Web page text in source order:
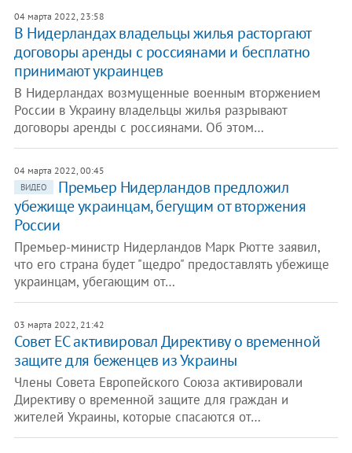
04 марта 2022, 23:58
​В Нидерландах владельцы жилья расторгают
договоры аренды с россиянами и бесплатно
принимают украинцев
В Нидерландах возмущенные военным вторжением
России в Украину владельцы жилья разрывают
договоры аренды с россиянами. Об этом…
04 марта 2022, 00:45
ВИДЕО
Премьер Нидерландов предложил
убежище украинцам, бегущим от вторжения
России
Премьер-министр Нидерландов Марк Рютте заявил,
что его страна будет "щедро" предоставлять убежище
украинцам, убегающим от…
03 марта 2022, 21:42
Совет ЕС активировал Директиву о временной
защите для беженцев из Украины
Члены Совета Европейского Союза активировали
Директиву о временной защите для граждан и
жителей Украины, которые спасаются от…